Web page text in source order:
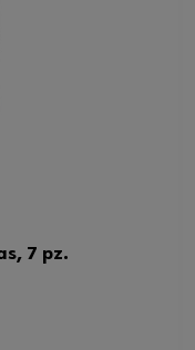
7 pz.